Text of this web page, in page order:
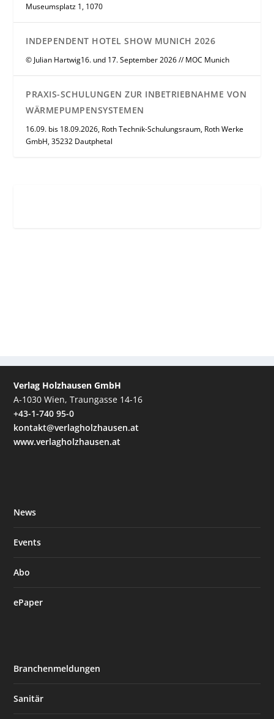
Museumsplatz 1, 1070
INDEPENDENT HOTEL SHOW MUNICH 2026
© Julian Hartwig16. und 17. September 2026 // MOC Munich
PRAXIS-SCHULUNGEN ZUR INBETRIEBNAHME VON
WÄRMEPUMPENSYSTEMEN
16.09. bis 18.09.2026, Roth Technik-Schulungsraum, Roth Werke
GmbH, 35232 Dautphetal
Verlag Holzhausen GmbH
A-1030 Wien, Traungasse 14-16
+43-1-740 95-0
kontakt@verlagholzhausen.at
www.verlagholzhausen.at
News
Events
Abo
ePaper
Branchenmeldungen
Sanitär